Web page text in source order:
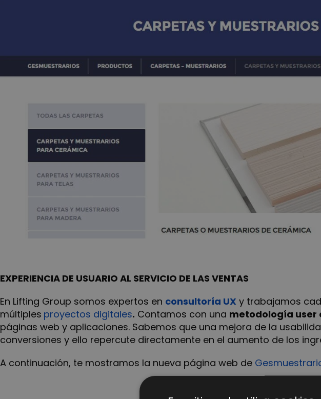
EXPERIENCIA DE USUARIO AL SERVICIO DE LAS VENTAS
En Lifting Group somos expertos en consultoría UX y trabajamos
múltiples proyectos digitales. Contamos con una metodología user
páginas web y aplicaciones. Sabemos que una mejora de la
conversiones y ello repercute directamente en el aumento de los
A continuación, te mostramos la nueva página web de